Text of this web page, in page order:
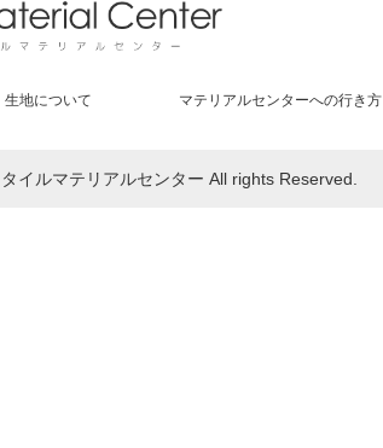
生地について マテリアルセンターへの行き方
イルマテリアルセンター All rights Reserved.